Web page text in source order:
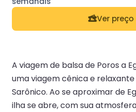
Ver preço
A viagem de balsa de Poros a
uma viagem cênica e
Sarônico. Ao se aproximar de
ilha se abre, com sua